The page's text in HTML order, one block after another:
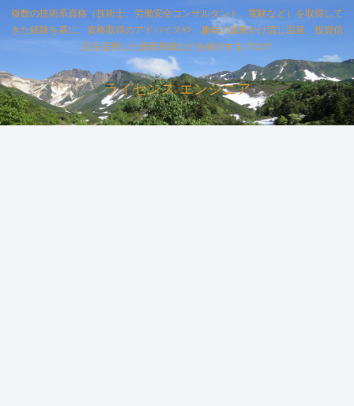
複数の技術系資格（技術士、労働安全コンサルタント、電験など）を取得して
きた経験を基に、資格取得のアドバイスや、趣味の源泉かけ流し温泉、投資信
託を活用した資産形成などを紹介するブログ
ライセンス エンジニア